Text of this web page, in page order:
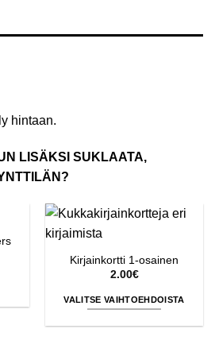
hintaan.
LISÄKSI SUKLAATA,
Kirjainkortti 1-osainen
2.00€
VALITSE VAIHTOEHDOISTA